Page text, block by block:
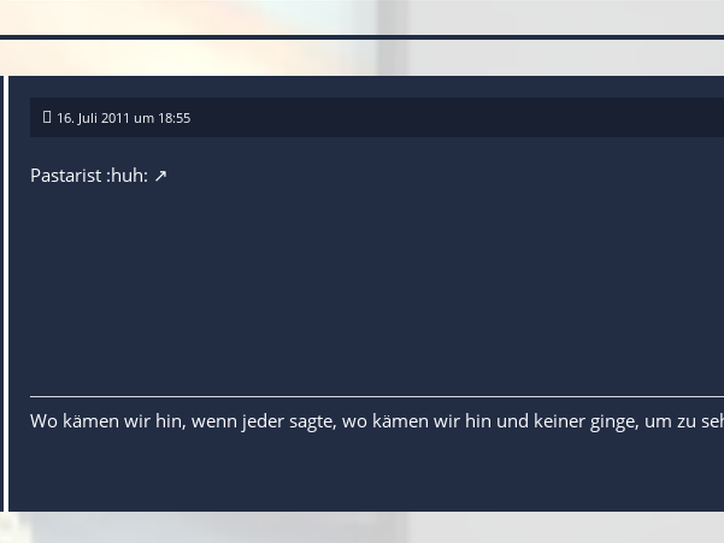
16. Juli 2011 um 18:55
Pastarist :huh:
Wo kämen wir hin, wenn jeder sagte, wo kämen wir hin und keiner ginge, um zu